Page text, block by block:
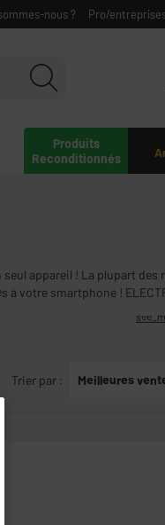
nous ? Pro/
Produits
Reconditionnés
appareil ! La plupart des
smartphone !
Trier par : Meilleures